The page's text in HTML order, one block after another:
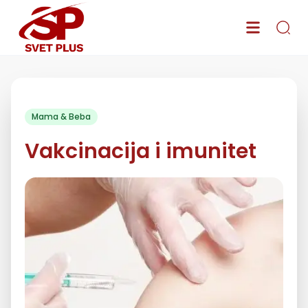
Mama & Beba
Vakcinacija i imunitet